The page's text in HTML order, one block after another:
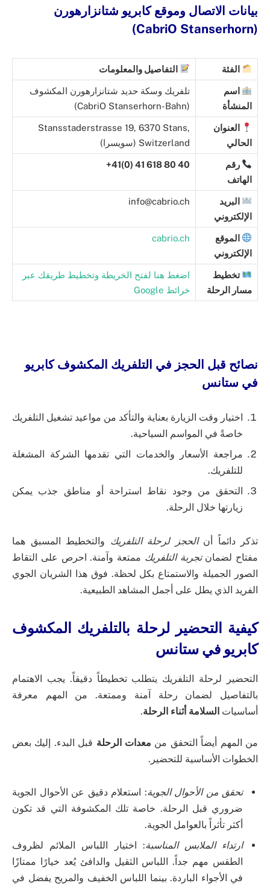
بيانات الاتصال وموقع كابريو شتانزارهورن
(CabriO Stanserhorn)
الفئة التفاصيل والمعلومات
اسم
المنشأة
تلفريك وسكة حديد شتانزارهورن المكشوف
(CabriO Stanserhorn-Bahn)
العنوان
الحالي
Stansstaderstrasse 19, 6370 Stans,
Switzerland (سويسرا)
رقم
الهاتف
40 80 618 41 (0)41+
البريد
الإلكتروني
info@cabrio.ch
الموقع
الإلكتروني
cabrio.ch
تخطيط
مسار الرحلة
اضغط هنا لفتح الخريطة وتخطيط طريقك عبر
خرائط Google
نصائح قبل الحجز في التلفريك المكشوف كابريو
في ستانس
اختيار وقت الزيارة بعناية والتأكد من مواعيد تشغيل التلفريك
خاصةً في المواسم السياحية.
مراجعة الأسعار والخدمات التي تقدمها الشركة المشغلة
للتلفريك.
التحقق من وجود نقاط استراحة أو مناطق جذب يمكن
زيارتها خلال الرحلة.
تذكر دائماً أنالحجز لرحلة التلفريك والتخطيط المسبق هما
مفتاح لضمانتجربة التلفريك ممتعة وآمنة. احرص على التقاط
الصور الجميلة والاستمتاع بكل لحظة. فوق هذا الشريان الجوي
الفريد الذي يطل على أجمل المشاهد الطبيعية.
كيفية التحضير لرحلة بالتلفريك المكشوف
كابريو في ستانس
التحضير لرحلة التلفريك يتطلب تخطيطاً دقيقاً. يجب الاهتمام
بالتفاصيل لضمان رحلة آمنة وممتعة. من المهم معرفة
أساسيات السلامة أثناء الرحلة.
من المهم أيضاً التحقق من معدات الرحلة قبل البدء. إليك بعض
الخطوات الأساسية للتحضير.
تحقق من الأحوال الجوية: استعلام دقيق عن الأحوال الجوية
ضروري قبل الرحلة. خاصة تلك المكشوفة التي قد تكون
أكثر تأثراً بالعوامل الجوية.
ارتداء الملابس المناسبة: اختيار اللباس الملائم لظروف
الطقس مهم جداً. اللباس الثقيل والدافئ يُعد خيارًا ممتازًا
في الأجواء الباردة. بينما اللباس الخفيف والمريح يفضل في